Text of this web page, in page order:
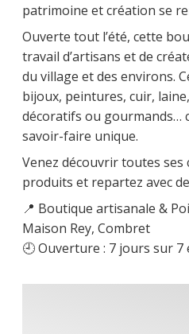
patrimoine et création se
Ouverte tout l’été, cette
travail d’artisans et de
du village et des environs.
bijoux, peintures, cuir,
décoratifs ou gourmands…
savoir-faire unique.
Venez découvrir toutes ses
produits et repartez avec
📍 Boutique artisanale &
Maison Rey, Combret
🕘 Ouverture : 7 jours sur 7